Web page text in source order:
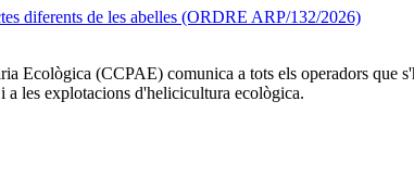
diferents de les abelles (ORDRE ARP/132/2026)
Ecològica (CCPAE) comunica a tots els operadors que
les explotacions d'helicicultura ecològica.